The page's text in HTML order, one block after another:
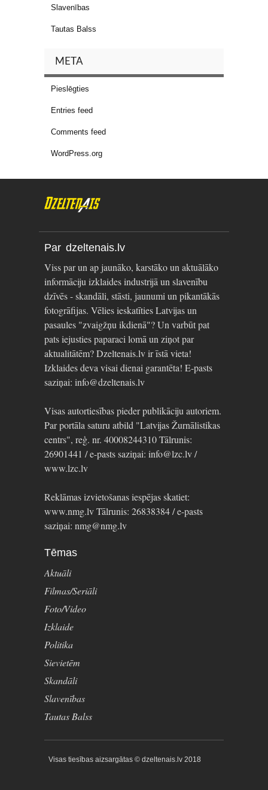
Slavenības
Tautas Balss
META
Pieslēgties
Entries feed
Comments feed
WordPress.org
Par dzeltenais.lv
Viss par un ap jaunāko, karstāko un aktuālāko
informāciju izklaides industrijā un slavenību
dzīvēs - skandāli, stāsti, jaunumi un pikantākās
fotogrāfijas. Vēlies ieskatīties Latvijas un
pasaules "zvaigžņu ikdienā"? Un varbūt pat
pats iejusties paparaci lomā un ziņot par
aktualitātēm? Dzeltenais.lv ir īstā vieta!
Izklaides deva visai dienai garantēta! E-pasts
saziņai: info@dzeltenais.lv
Visas autortiesības pieder publikāciju autoriem.
Par portāla saturu atbild "Latvijas Žurnālistikas
centrs", reģ. nr. 40008244310 Tālrunis:
26901441 / e-pasts saziņai: info@lzc.lv /
www.lzc.lv
Reklāmas izvietošanas iespējas skatiet:
www.nmg.lv Tālrunis: 26838384 / e-pasts
saziņai: nmg@nmg.lv
Tēmas
Aktuāli
Filmas/Seriāli
Foto/Video
Izklaide
Politika
Sievietēm
Skandāli
Slavenības
Tautas Balss
Visas tiesības aizsargātas © dzeltenais.lv 2018